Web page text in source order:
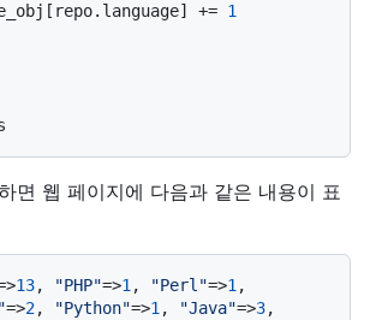
+=
1
면 웹 페이지에 다음과 같은 내용이 표
13, "PHP"=>1, "Perl"=>1
=>2, "Python"=>1, "Java"=>3